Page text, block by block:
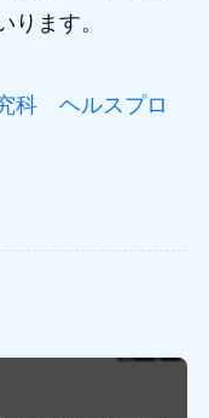
ります。
科 ヘルスプロ